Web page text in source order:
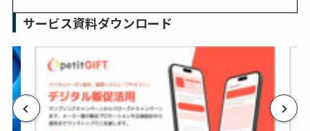
サービス資料ダウンロード